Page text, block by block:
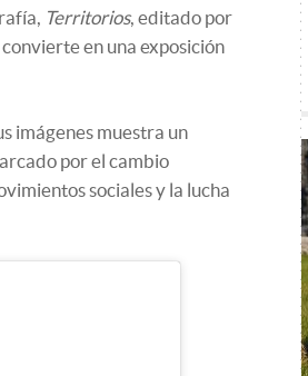
Territorios, editado por
en una exposición
imágenes muestra un
por el cambio
sociales y la lucha